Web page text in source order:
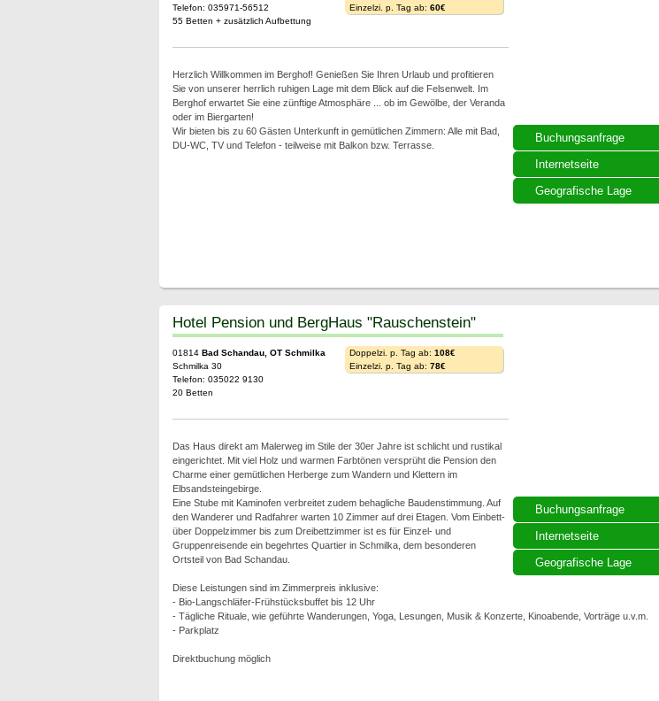
Buchungsanfrage
Internetseite
Geografische Lage
Telefon: 035971-56512
55 Betten + zusätzlich Aufbettung
Einzelzi. p. Tag ab: 60€
Herzlich Willkommen im Berghof! Genießen Sie Ihren Urlaub und profitieren
Sie von unserer herrlich ruhigen Lage mit dem Blick auf die Felsenwelt. Im
Berghof erwartet Sie eine zünftige Atmosphäre ... ob im Gewölbe, der Veranda
oder im Biergarten!
Wir bieten bis zu 60 Gästen Unterkunft in gemütlichen Zimmern: Alle mit Bad,
DU-WC, TV und Telefon - teilweise mit Balkon bzw. Terrasse.
Buchungsanfrage
Internetseite
Geografische Lage
Hotel Pension und BergHaus "Rauschenstein"
01814 Bad Schandau, OT Schmilka
Schmilka 30
Telefon: 035022 9130
20 Betten
Doppelzi. p. Tag ab: 108€
Einzelzi. p. Tag ab: 78€
Das Haus direkt am Malerweg im Stile der 30er Jahre ist schlicht und rustikal
eingerichtet. Mit viel Holz und warmen Farbtönen versprüht die Pension den
Charme einer gemütlichen Herberge zum Wandern und Klettern im
Elbsandsteingebirge.
Eine Stube mit Kaminofen verbreitet zudem behagliche Baudenstimmung. Auf
den Wanderer und Radfahrer warten 10 Zimmer auf drei Etagen. Vom Einbett-
über Doppelzimmer bis zum Dreibettzimmer ist es für Einzel- und
Gruppenreisende ein begehrtes Quartier in Schmilka, dem besonderen
Ortsteil von Bad Schandau.
Diese Leistungen sind im Zimmerpreis inklusive:
- Bio-Langschläfer-Frühstücksbuffet bis 12 Uhr
- Tägliche Rituale, wie geführte Wanderungen, Yoga, Lesungen, Musik & Konzerte, Kinoabende, Vorträge u.v.m.
- Parkplatz
Direktbuchung möglich